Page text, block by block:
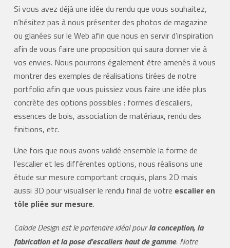
Si vous avez déjà une idée du rendu que vous souhaitez,
n’hésitez pas à nous présenter des photos de magazine
ou glanées sur le Web afin que nous en servir d’inspiration
afin de vous faire une proposition qui saura donner vie à
vos envies. Nous pourrons également être amenés à vous
montrer des exemples de réalisations tirées de notre
portfolio afin que vous puissiez vous faire une idée plus
concrète des options possibles : formes d’escaliers,
essences de bois, association de matériaux, rendu des
finitions, etc.
Une fois que nous avons validé ensemble la forme de
l’escalier et les différentes options, nous réalisons une
étude sur mesure comportant croquis, plans 2D mais
aussi 3D pour visualiser le rendu final de votre escalier en
tôle pliée sur mesure.
Calade Design est le partenaire idéal pourla conception, la
fabrication et la pose d’escaliers haut de gamme. Notre